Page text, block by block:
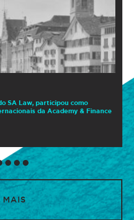
SA Law, participou como
da Academy & Finance
MAIS